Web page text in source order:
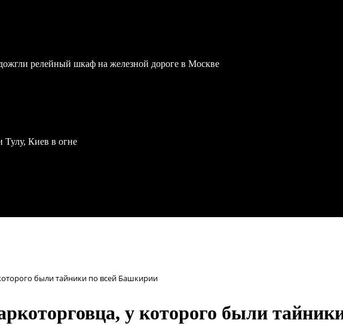
релейный шкаф на железной дороге в Москве
Тулу, Киев в огне
были тайники по всей Башкирии
у которого были